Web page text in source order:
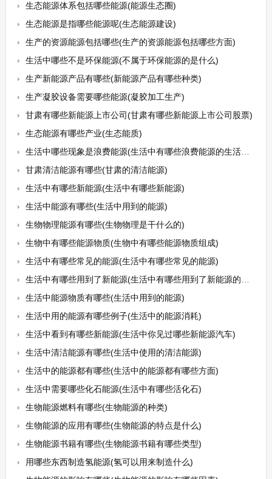
生态能源体系包括哪些能源(能源生态圈)
生态能源是指哪些能源呢(生态能源建设)
生产的资源能源包括哪些(生产的资源能源包括哪些方面)
生活中哪些不是环保能源(不属于环保能源的是什么)
生产新能源产品有哪些(新能源产品有哪些种类)
生产凝胶设备需要哪些能源(凝胶加工生产)
甘肃有哪些新能源上市公司(甘肃有哪些新能源上市公司股票)
生态能源有哪些产业(生态能质)
生活中哪些现象是浪费能源(生活中有哪些浪费能源的生活方式)
甘肃清洁能源有哪些(甘肃的清洁能源)
生活中有哪些新能源(生活中有哪些新能源)
生活中能源有哪些(生活中用到的能源)
生物物理能源有哪些(生物物理是干什么的)
生物中有哪些能源物质(生物中有哪些能源物质组成)
生活中有哪些常见的能源(生活中有哪些常见的能源)
生活中有哪些用到了新能源(生活中有哪些用到了新能源的东西)
生活中能源物质有哪些(生活中用到的能源)
生活中用的能源有哪些例子(生活中的能源消耗)
生活中看到有哪些新能源(生活中你见过哪些新能源汽车)
生活中清洁能源有哪些(生活中使用的清洁能源)
生活中的能源都有哪些(生活中的能源都有哪些方面)
生活中需要哪些化石能源(生活中有哪些活化石)
生物能源燃料有哪些(生物能源的种类)
生物能源的应用有哪些(生物能源的特点是什么)
生物能源书籍有哪些(生物能源书籍有哪些类型)
用哪些东西制造氢能源(氢可以用来制造什么)